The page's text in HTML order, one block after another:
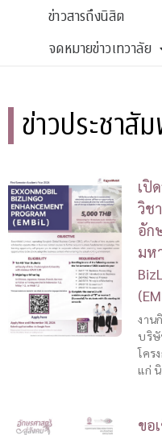
ข่าวสารถึงนิสิต
จดหมายข่าวเทวาลัย
ข่าวประชาสั
เปิ
วิช
อัก
มห
งาน
บริษั
โคร
แก่
ขอ